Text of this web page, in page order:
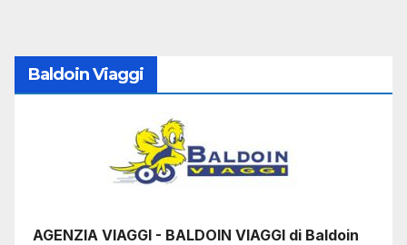
Baldoin Viaggi
AGENZIA VIAGGI - BALDOIN VIAGGI di Baldoin